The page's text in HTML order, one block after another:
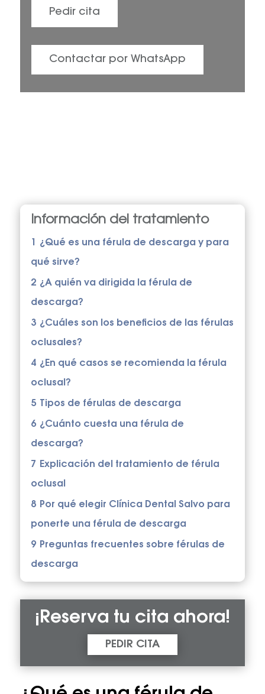
Pedir cita
Contactar por WhatsApp
Información del tratamiento
¿Qué es una férula de descarga y para
qué sirve?
2 ¿A quién va dirigida la férula de
descarga?
3 ¿Cuáles son los beneficios de las férulas
oclusales?
4 ¿En qué casos se recomienda la férula
oclusal?
5 Tipos de férulas de descarga
6 ¿Cuánto cuesta una férula de
descarga?
7 Explicación del tratamiento de férula
oclusal
8 Por qué elegir Clínica Dental Salvo para
ponerte una férula de descarga
9 Preguntas frecuentes sobre férulas de
descarga
¡Reserva tu cita ahora!
PEDIR CITA